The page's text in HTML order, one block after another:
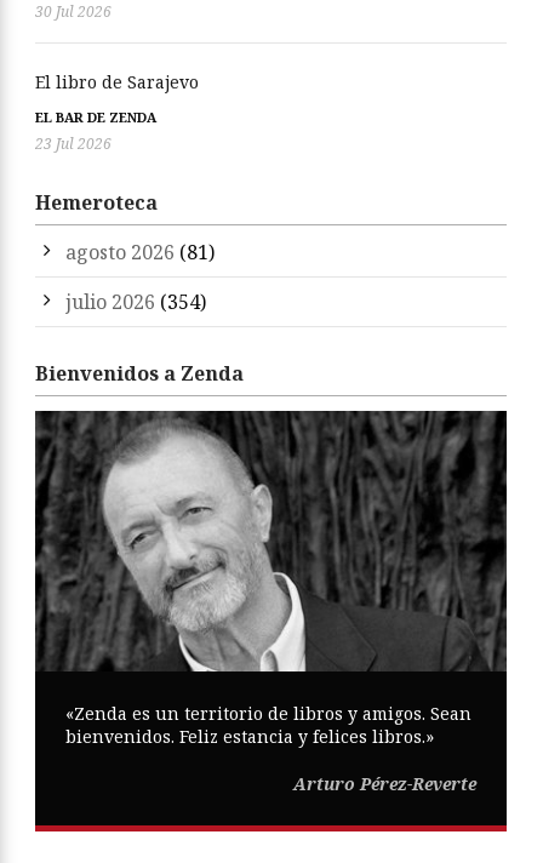
30 Jul 2026
El libro de Sarajevo
EL BAR DE ZENDA
23 Jul 2026
Hemeroteca
agosto 2026 (81)
julio 2026 (354)
Bienvenidos a Zenda
«Zenda es un territorio de libros y amigos. Sean
bienvenidos. Feliz estancia y felices libros.»
Arturo Pérez-Reverte